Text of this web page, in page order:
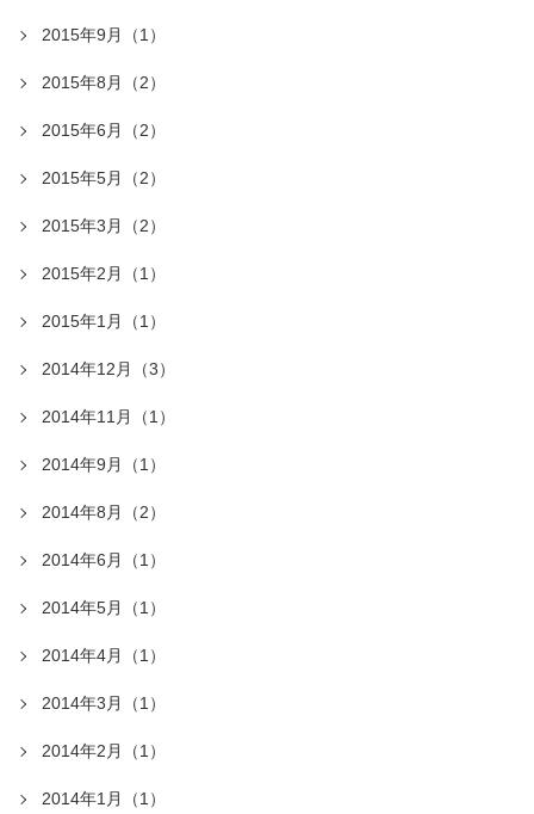
2015年9月（1）
2015年8月（2）
2015年6月（2）
2015年5月（2）
2015年3月（2）
2015年2月（1）
2015年1月（1）
2014年12月（3）
2014年11月（1）
2014年9月（1）
2014年8月（2）
2014年6月（1）
2014年5月（1）
2014年4月（1）
2014年3月（1）
2014年2月（1）
2014年1月（1）